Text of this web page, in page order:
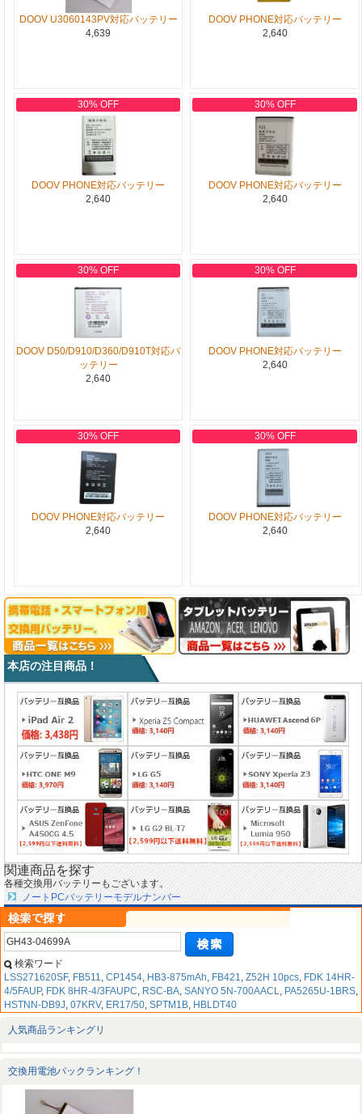
DOOV U3060143PV対応バッテリー
4,639
DOOV PHONE対応バッテリー
2,640
30% OFF
DOOV PHONE対応バッテリー
2,640
30% OFF
DOOV PHONE対応バッテリー
2,640
30% OFF
DOOV D50/D910/D360/D910T対応バ
ッテリー
2,640
30% OFF
DOOV PHONE対応バッテリー
2,640
30% OFF
DOOV PHONE対応バッテリー
2,640
30% OFF
DOOV PHONE対応バッテリー
2,640
本店の注目商品！
関連商品を探す
各種交換用バッテリーもございます。
ノートPCバッテリーモデルナンバー
検索ワード
LSS271620SF, FB511, CP1454, HB3-875mAh, FB421, Z52H 10pcs, FDK 14HR-
4/5FAUP, FDK 8HR-4/3FAUPC, RSC-BA, SANYO 5N-700AACL, PA5265U-1BRS,
HSTNN-DB9J, 07KRV, ER17/50, SPTM1B, HBLDT40
人気商品ランキングリ
交換用電池パックランキング！